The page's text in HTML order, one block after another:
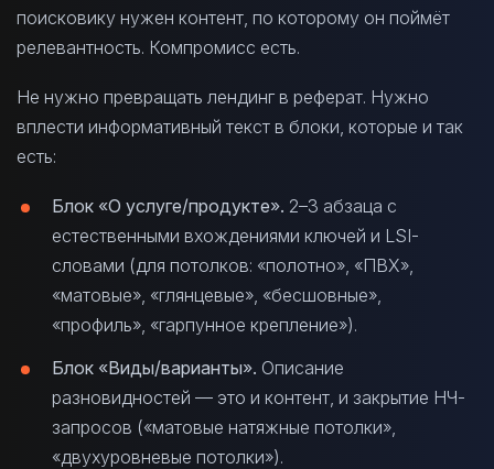
поисковику нужен контент, по которому он поймёт
релевантность. Компромисс есть.
Не нужно превращать лендинг в реферат. Нужно
вплести информативный текст в блоки, которые и так
есть:
Блок «О услуге/продукте». 2–3 абзаца с
естественными вхождениями ключей и LSI-
словами (для потолков: «полотно», «ПВХ»,
«матовые», «глянцевые», «бесшовные»,
«профиль», «гарпунное крепление»).
Блок «Виды/варианты». Описание
разновидностей — это и контент, и закрытие НЧ-
запросов («матовые натяжные потолки»,
«двухуровневые потолки»).